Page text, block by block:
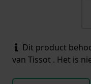
Dit product
van Tissot . Het is